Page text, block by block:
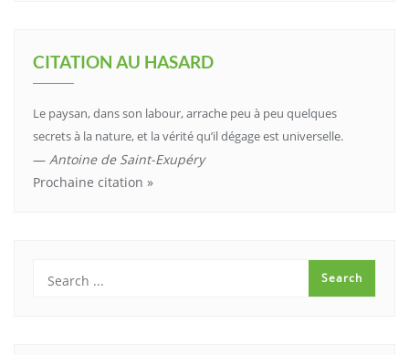
CITATION AU HASARD
Le paysan, dans son labour, arrache peu à peu quelques
secrets à la nature, et la vérité qu’il dégage est universelle.
— Antoine de Saint-Exupéry
Prochaine citation »